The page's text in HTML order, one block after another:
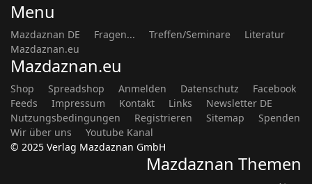
Menu
Mazdaznan DE Fragen... Treffen/Seminare
Literatur
Mazdaznan.eu
Mazdaznan.eu
Shop Spreadshop Anmelden Datenschutz
Facebook
Feeds
Impressum Kontakt Links
Newsletter DE
Nutzungsbedingungen
Registrieren Sitemap
Spenden
Wir über uns
Youtube Kanal
© 2025 Verlag Mazdaznan GmbH
Mazdaznan Themen